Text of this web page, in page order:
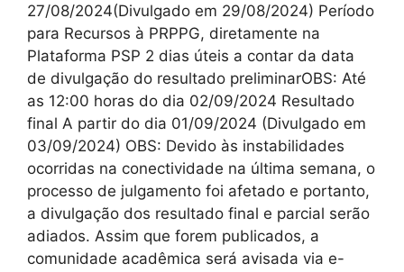
27/08/2024(Divulgado em 29/08/2024) Período
para Recursos à PRPPG, diretamente na
Plataforma PSP 2 dias úteis a contar da data
de divulgação do resultado preliminarOBS: Até
as 12:00 horas do dia 02/09/2024 Resultado
final A partir do dia 01/09/2024 (Divulgado em
03/09/2024) OBS: Devido às instabilidades
ocorridas na conectividade na última semana, o
processo de julgamento foi afetado e portanto,
a divulgação dos resultado final e parcial serão
adiados. Assim que forem publicados, a
comunidade acadêmica será avisada via e-